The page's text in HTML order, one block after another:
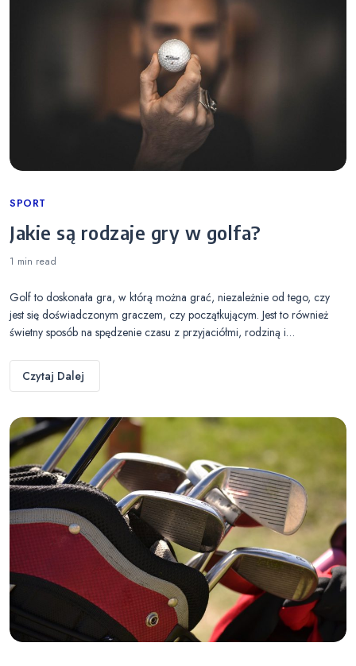
Categories
SPORT
Jakie są rodzaje gry w golfa?
1 min read
Golf to doskonała gra, w którą można grać, niezależnie od tego, czy
jest się doświadczonym graczem, czy początkującym. Jest to również
świetny sposób na spędzenie czasu z przyjaciółmi, rodziną i…
Czytaj Dalej